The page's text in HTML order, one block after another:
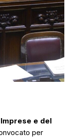
e del
per